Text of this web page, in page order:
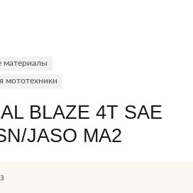
материалы
мототехники
BLAZE 4T SAE
JASO MA2